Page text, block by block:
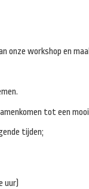
onze workshop en
tot een
tijden;
uur)